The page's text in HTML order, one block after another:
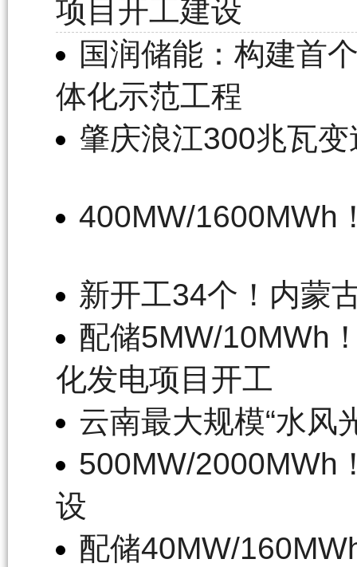
项目开工建设
国润储能：构建首
体化示范工程
肇庆浪江300兆瓦
400MW/1600MWh
新开工34个！内蒙
配储5MW/10MWh
化发电项目开工
云南最大规模“水风
500MW/2000MWh
设
配储40MW/